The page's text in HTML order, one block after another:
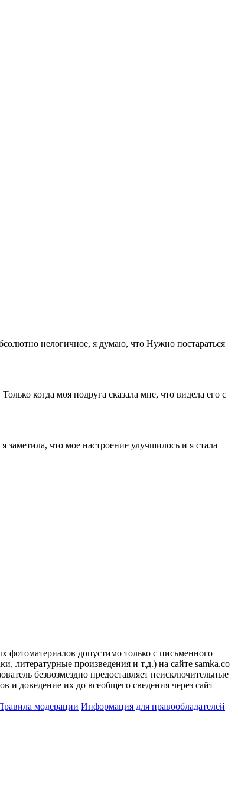
нелогичное, я думаю, что Нужно постараться
когда моя подруга сказала мне, что видела его с
заметила, что мое настроение улучшилось и я стала
фотоматериалов допустимо только с письменного
литературные произведения и т.д.) на сайте samka.co
безвозмездно предоставляет неисключительные
и доведение их до всеобщего сведения через сайт
модерации Информация для правообладателей